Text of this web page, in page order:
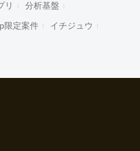
リ 分析基盤
限定案件 イチジュウ